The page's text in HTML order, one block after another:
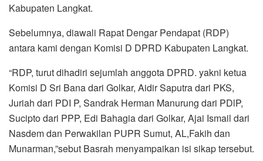
Kabupaten Langkat.
Sebelumnya, diawali Rapat Dengar Pendapat (RDP)
antara kami dengan Komisi D DPRD Kabupaten Langkat.
“RDP, turut dihadiri sejumlah anggota DPRD. yakni ketua
Komisi D Sri Bana dari Golkar, Aidir Saputra dari PKS,
Juriah dari PDI P, Sandrak Herman Manurung dari PDlP,
Sucipto dari PPP, Edi Bahagia dari Golkar, Ajai Ismail dari
Nasdem dan Perwakilan PUPR Sumut, AL,Fakih dan
Munarman,”sebut Basrah menyampaikan isi sikap tersebut.